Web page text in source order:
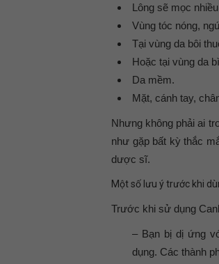
Lông sẽ mọc
Vùng tóc nóng,
Tại vùng da bôi
Hoặc tại vùng da
Da mềm.
Mặt, cánh tay,
Nhưng không phải ai
như gặp bất kỳ thắc
dược sĩ.
Một số lưu ý trước khi
Trước khi sử dụng
– Bạn bị dị ứng
dụng. Các thành